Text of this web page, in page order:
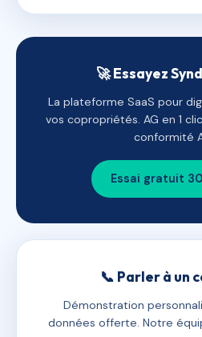
🚀 Essayez
La plateforme SaaS pour
vos copropriétés. AG en 1
conformité
Essai gratuit
📞 Parler à un
Démonstration
données offerte. Notre